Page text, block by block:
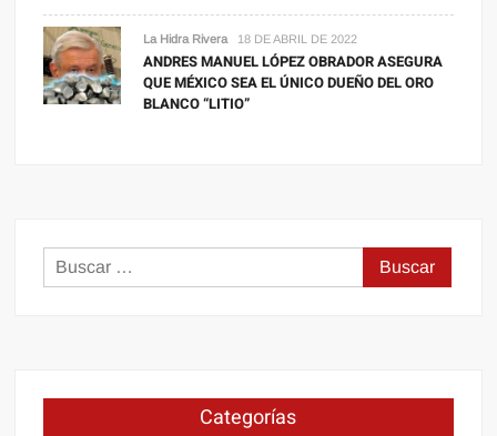
La Hidra Rivera 18 DE ABRIL DE 2022
ANDRES MANUEL LÓPEZ OBRADOR ASEGURA
QUE MÉXICO SEA EL ÚNICO DUEÑO DEL ORO
BLANCO “LITIO”
Buscar:
Categorías